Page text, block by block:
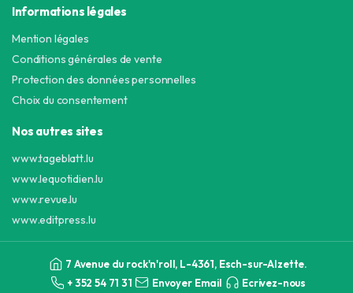
Informations légales
Mention légales
Conditions générales de vente
Protection des données personnelles
Choix du consentement
Nos autres sites
www.tageblatt.lu
www.lequotidien.lu
www.revue.lu
www.editpress.lu
7 Avenue du rock'n'roll, L-4361, Esch-sur-Alzette.
+ 352 54 71 31
Envoyer Email Ecrivez-nous